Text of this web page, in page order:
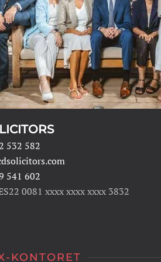
532 582
541 602
0081 xxxx xxxx xxxx 3832
KONTORET